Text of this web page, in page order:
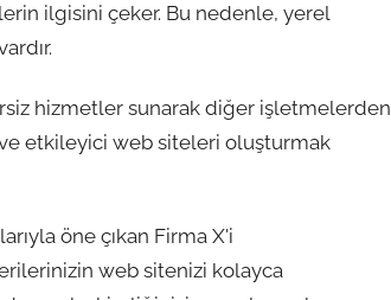
ilgisini çeker. Bu nedenle, yerel
hizmetler sunarak diğer işletmelerden
etkileyici web siteleri oluşturmak
öne çıkan Firma X'i
web sitenizi kolayca